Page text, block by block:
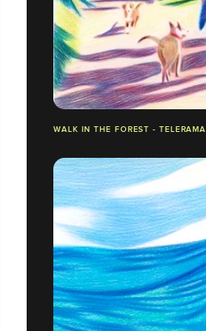
WALK IN THE FOREST - TELERAMA